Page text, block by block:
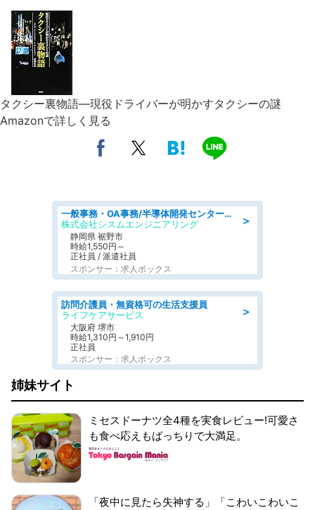
タクシー裏物語―現役ドライバーが明かすタクシーの謎
Amazonで詳しく見る
＞
一般事務・OA事務/半導体開発センター内で事務&軽作業スタッフ、募集
株式会社シスムエンジニアリング
静岡県 裾野市
時給1,550円～
正社員 / 派遣社員
スポンサー：求人ボックス
＞
訪問介護員・無資格可の生活支援員
ライフケアサービス
大阪府 堺市
時給1,310円～1,910円
正社員
スポンサー：求人ボックス
姉妹サイト
ミセスドーナツ全4種を実食レビュー!可愛さ
も食べ応えもばっちりで大満足。
「夜中に見たら失神する」「こわいこわいこ